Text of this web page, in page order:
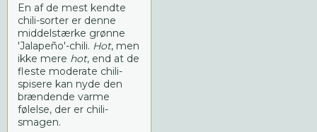
En af de mest kendte
chili-sorter er denne
middelstærke grønne
'Jalapeño'-chili. Hot, men
ikke mere hot, end at de
fleste moderate chili-
spisere kan nyde den
brændende varme
følelse, der er chili-
smagen.